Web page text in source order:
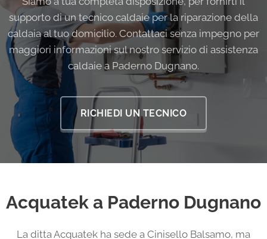
supporto di un tecnico caldaie per la riparazione della
caldaia al tuo domicilio. Contattaci senza impegno per
maggiori informazioni sul nostro servizio di assistenza
caldaie a Paderno Dugnano.
RICHIEDI UN TECNICO
Acquatek a Paderno Dugnano
La ditta Acquatek ha sede a Cinisello Balsamo, ma